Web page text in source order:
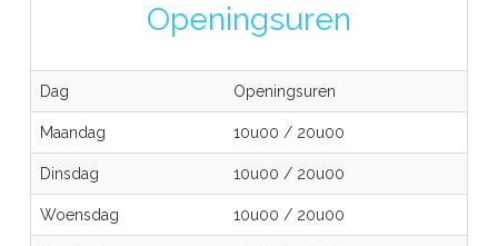
Openingsuren
Dag Openingsuren
Maandag 10u00 /20u00
Dinsdag 10u00 /20u00
Woensdag 10u00 /20u00